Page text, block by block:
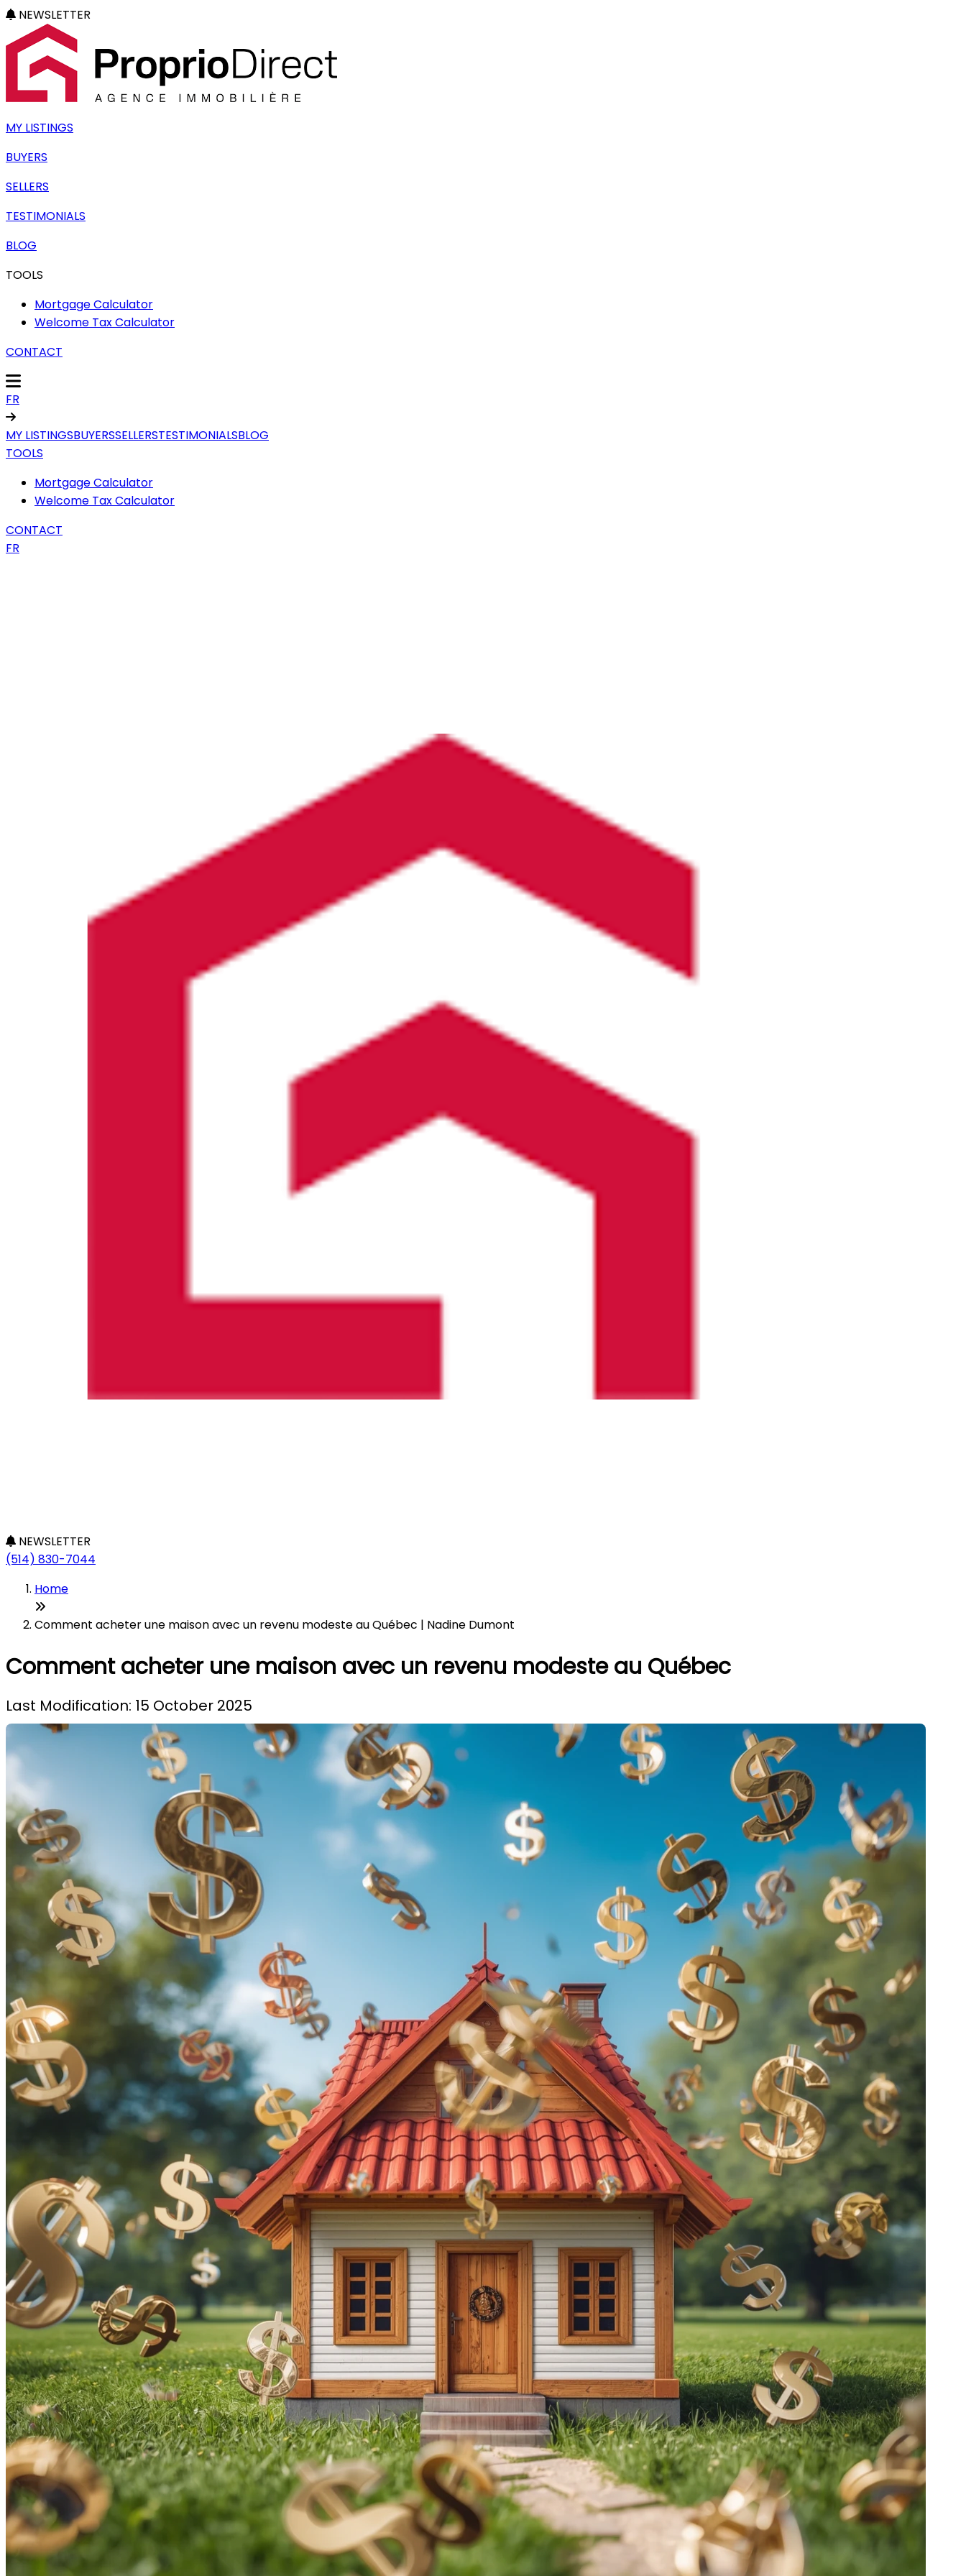
NEWSLETTER
MY LISTINGS
BUYERS
SELLERS
TESTIMONIALS
BLOG
TOOLS
Mortgage Calculator
Welcome Tax Calculator
CONTACT
FR
MY LISTINGSBUYERSSELLERSTESTIMONIALSBLOG
TOOLS
Mortgage Calculator
Welcome Tax Calculator
CONTACT
FR
NEWSLETTER
(514) 830-7044
Home
Comment acheter une maison avec un revenu modeste au Québec | Nadine Dumont
Comment acheter une maison avec un revenu modeste au Québec
Last Modification: 15 October 2025